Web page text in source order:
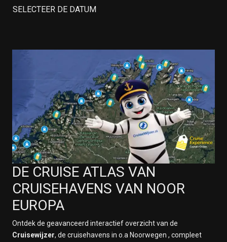
SELECTEER DE DATUM
DE CRUISE ATLAS VAN
CRUISEHAVENS VAN NOOR
EUROPA
Ontdek de geavanceerd interactief overzicht van de
Cruisewijzer, de cruisehavens in o.a Noorwegen , compleet